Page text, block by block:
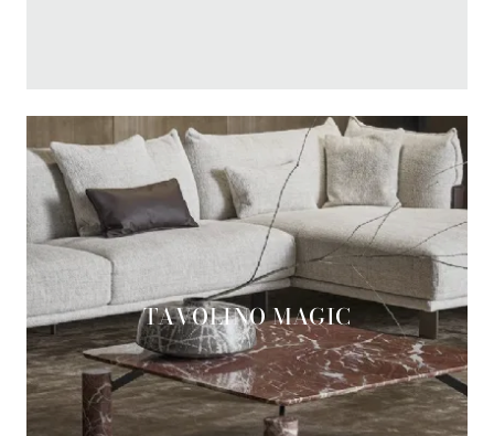
TAVOLINO MAGIC